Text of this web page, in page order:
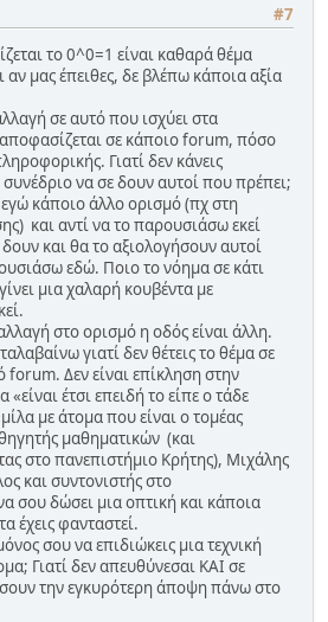
#7
το 0^0=1 είναι καθαρά θέμα
μας έπειθες, δε βλέπω κάποια αξία
σε αυτό που ισχύει στα
σε κάποιο forum, πόσο
Γιατί δεν κάνεις
να σε δουν αυτοί που πρέπει;
κάποιο άλλο ορισμό (πχ στη
και αντί να το παρουσιάσω εκεί
και θα το αξιολογήσουν αυτοί
εδώ. Ποιο το νόημα σε κάτι
μια χαλαρή κουβέντα με
στο ορισμό η οδός είναι άλλη.
γιατί δεν θέτεις το θέμα σε
forum. Δεν είναι επίκληση στην
έτσι επειδή το είπε ο τάδε
με άτομα που είναι ο τομέας
μαθηματικών (και
στο πανεπιστήμιο Κρήτης), Μιχάλης
και συντονιστής στο
σου δώσει μια οπτική και κάποια
έχεις φανταστεί.
σου να επιδιώκεις μια τεχνική
Γιατί δεν απευθύνεσαι ΚΑΙ σε
την εγκυρότερη άποψη πάνω στο